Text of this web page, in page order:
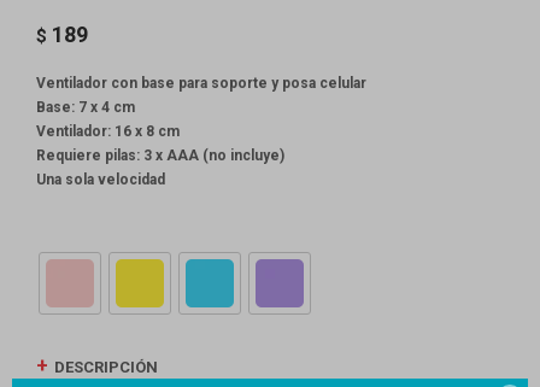
$ 189
Ventilador con base para soporte y posa celular
Base: 7 x 4 cm
Ventilador: 16 x 8 cm
Requiere pilas: 3 x AAA (no incluye)
Una sola velocidad
DESCRIPCIÓN